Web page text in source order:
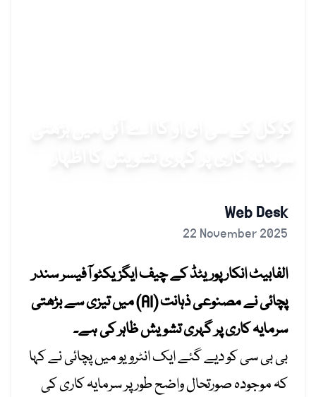
Web Desk
22 November 2025
الفابیٹ انکارپوریٹڈ کے چیف ایگزیکٹو آفیسر سندر
پچائی نے مصنوعی ذہانت (AI) میں تیزی سے بڑھتی
سرمایہ کاری پر گہری تشویش ظاہر کی ہے۔
بی بی سی کو دیے گئے ایک انٹرویو میں پچائی نے کہا
کہ موجودہ صورتحال واضح طور پر سرمایہ کاری کی